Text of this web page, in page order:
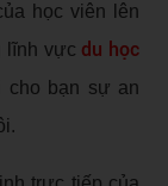
học viên lên
lĩnh vực du học
cho bạn sự an